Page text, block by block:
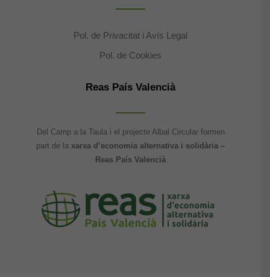
Pol. de Privacitat i Avís Legal
Pol. de Cookies
Reas País Valencià
Del Camp a la Taula i el projecte Albal Circular formen
part de la xarxa d’economia alternativa i solidària –
Reas País Valencià